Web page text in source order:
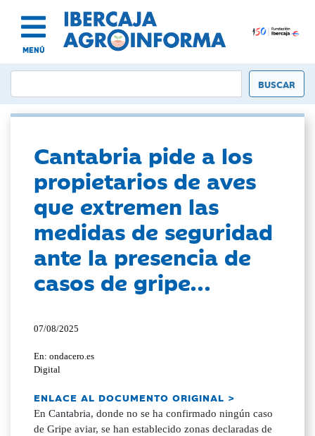
MENÚ
Cantabria pide a los
propietarios de aves
que extremen las
medidas de seguridad
ante la presencia de
casos de gripe...
07/08/2025
En: ondacero.es
Digital
ENLACE AL DOCUMENTO ORIGINAL >
En Cantabria, donde no se ha confirmado ningún caso
de Gripe aviar, se han establecido zonas declaradas de